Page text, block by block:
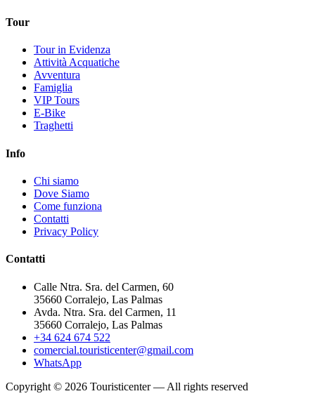
Tour
Tour in Evidenza
Attività Acquatiche
Avventura
Famiglia
VIP Tours
E-Bike
Traghetti
Info
Chi siamo
Dove Siamo
Come funziona
Contatti
Privacy Policy
Contatti
Calle Ntra. Sra. del Carmen, 60
35660 Corralejo, Las Palmas
Avda. Ntra. Sra. del Carmen, 11
35660 Corralejo, Las Palmas
+34 624 674 522
comercial.touristicenter@gmail.com
WhatsApp
Copyright © 2026 Touristicenter — All rights reserved